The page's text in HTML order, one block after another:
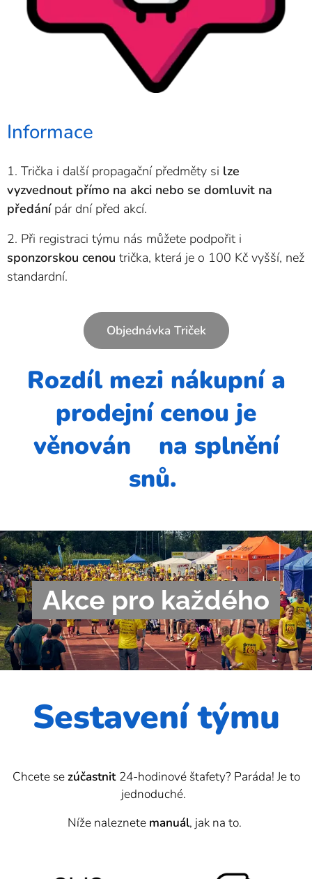
Informace
1. Trička i další propagační předměty si lze
vyzvednout přímo na akci nebo se domluvit na
předánípár dní před akcí.
2. Při registraci týmu nás můžete podpořit i
sponzorskou cenou trička, která je o 100 Kč vyšší, než
standardní.
Objednávka Triček
Rozdíl mezi nákupní a
prodejní cenou je
věnován na splnění
snů.
Akce pro každého
Sestavení týmu
Chcete sezúčastnit 24-hodinové štafety? Paráda! Je to
jednoduché.
Níže naleznete manuál, jak na to.